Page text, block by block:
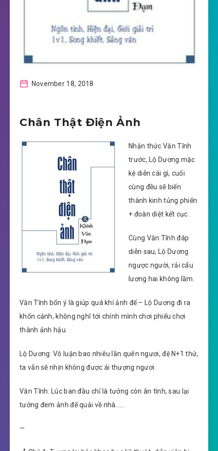
November 18, 2018
Chân Thật Điện Ảnh
Nhận thức Văn Tĩnh
trước, Lộ Dương mặc
kệ diễn cái gì, cuối
cùng đều sẽ biến
thành kinh tủng phiến
+ đoàn diệt kết cục.
Cùng Văn Tĩnh đáp
diễn sau, Lộ Dương
ngược người, rải cẩu
lương hai không lầm.
Văn Tĩnh bổn ý là giúp quá khí ảnh đế – Lộ Dương đi ra
khốn cảnh, không nghĩ tới chính mình chơi phiếu chơi
thành ảnh hậu.
Lộ Dương: Vô luận bao nhiêu lần quên ngươi, đệ N+1 thứ,
ta vẫn sẽ nhịn không được ái thượng ngươi.
Văn Tĩnh: Lúc ban đầu chỉ là tưởng còn ân tình, sau lại
tưởng đem ảnh đế quải về nhà……
—